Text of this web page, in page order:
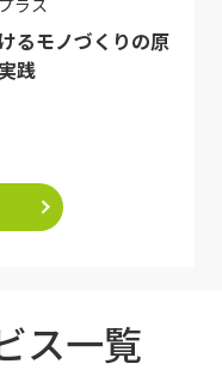
るモノづくりの原
践
ス一覧